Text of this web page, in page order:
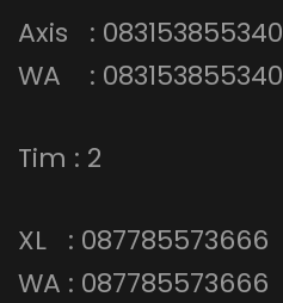
Axis : 083153855340
WA : 083153855340
Tim : 2
XL : 087785573666
WA : 087785573666